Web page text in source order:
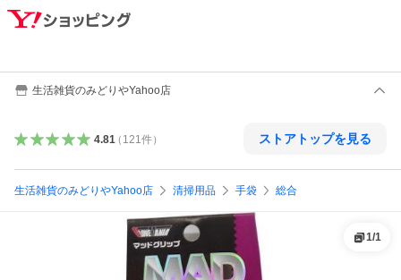
生活雑貨のみどりやYahoo店
4.81（ 121件） ストアトップを見る
生活雑貨のみどりやYahoo店 清掃用品 手袋 総合
1/1